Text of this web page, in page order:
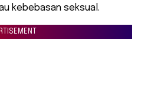
kebebasan seksual.